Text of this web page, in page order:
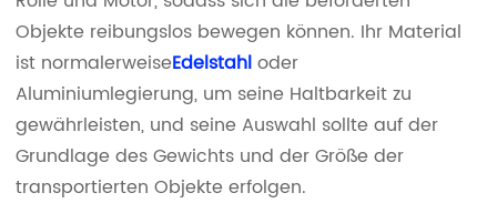
Objekte reibungslos bewegen können. Ihr Material
ist normalerweiseEdelstahl oder
Aluminiumlegierung, um seine Haltbarkeit zu
gewährleisten, und seine Auswahl sollte auf der
Grundlage des Gewichts und der Größe der
transportierten Objekte erfolgen.